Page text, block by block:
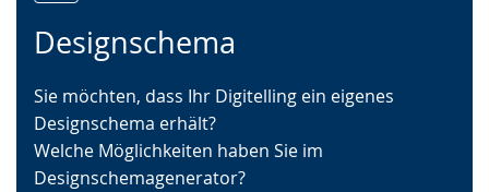
Designschema
Leichten
wechseln.
Audio-
Video
Deutscher
Gebärdensprache
wird
angezeigt.
Sie möchten, dass Ihr Digitelling ein eigenes
Designschema erhält?
Welche Möglichkeiten haben Sie im
Designschemagenerator?